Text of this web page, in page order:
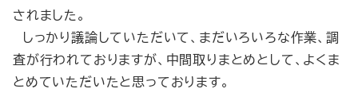
されました。
しっかり議論していただいて、まだいろいろな作業、調
査が行われておりますが、中間取りまとめとして、よくま
とめていただいたと思っております。